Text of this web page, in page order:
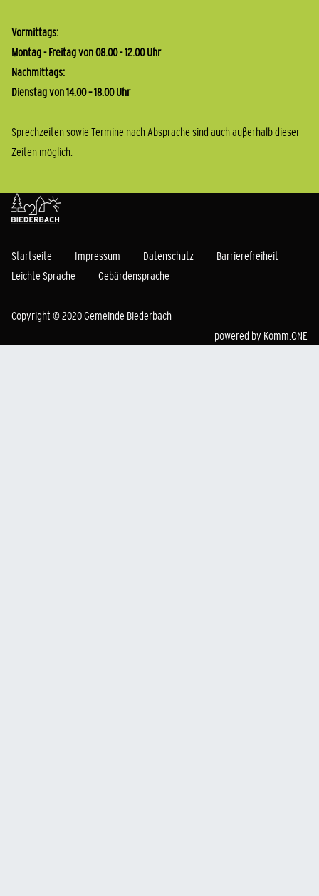
Vormittags:
Montag - Freitag von 08.00 - 12.00 Uhr
Nachmittags:
Dienstag von 14.00 – 18.00 Uhr
Sprechzeiten sowie Termine nach Absprache sind auch außerhalb dieser
Zeiten möglich.
Startseite Impressum Datenschutz
Barrierefreiheit
Leichte Sprache
Gebärdensprache
Copyright © 2020 Gemeinde Biederbach
powered by Komm.ONE